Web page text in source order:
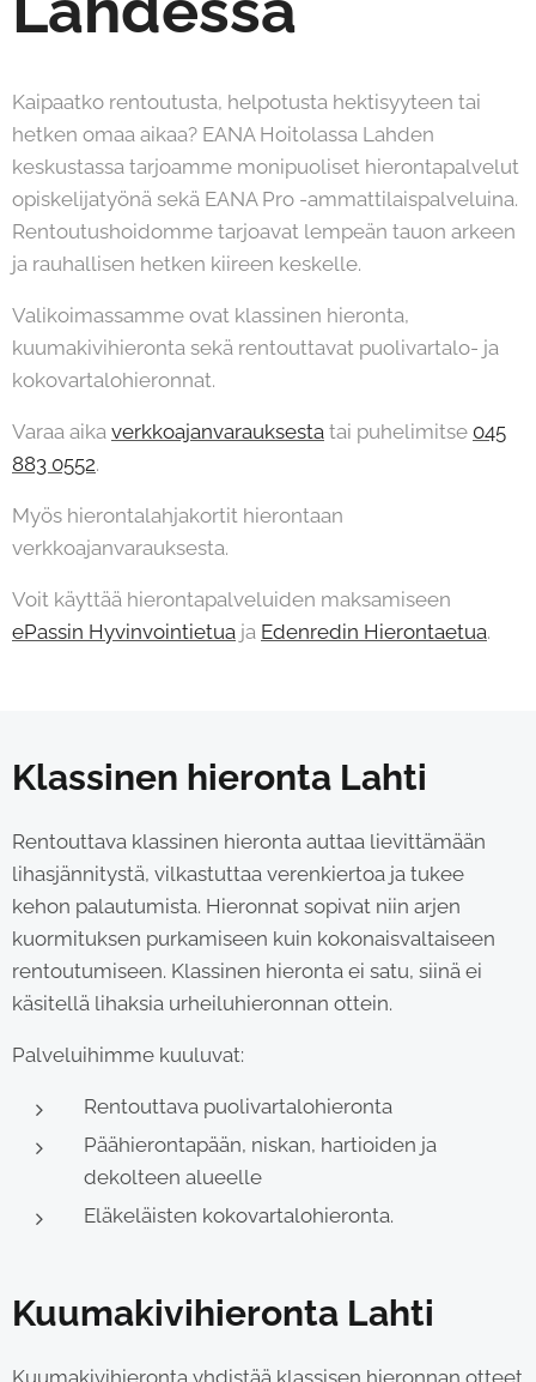
Kaipaatko rentoutusta, helpotusta hektisyyteen tai
hetken omaa aikaa? EANA Hoitolassa Lahden
keskustassa tarjoamme monipuoliset hierontapalvelut
opiskelijatyönä sekä EANA Pro -ammattilaispalveluina.
Rentoutushoidomme tarjoavat lempeän tauon arkeen
ja rauhallisen hetken kiireen keskelle.
Valikoimassamme ovat klassinen hieronta,
kuumakivihieronta sekä rentouttavat puolivartalo- ja
kokovartalohieronnat.
Varaa aika verkkoajanvarauksesta tai puhelimitse 045
883 0552.
Myös hierontalahjakortit hierontaan
verkkoajanvarauksesta.
Voit käyttää hierontapalveluiden maksamiseen
ePassin Hyvinvointietua ja Edenredin Hierontaetua.
Klassinen hieronta Lahti
Rentouttava klassinen hieronta auttaa lievittämään
lihasjännitystä, vilkastuttaa verenkiertoa ja tukee
kehon palautumista. Hieronnat sopivat niin arjen
kuormituksen purkamiseen kuin kokonaisvaltaiseen
rentoutumiseen. Klassinen hieronta ei satu, siinä ei
käsitellä lihaksia urheiluhieronnan ottein.
Palveluihimme kuuluvat:
Rentouttava puolivartalohieronta
Päähierontapään, niskan, hartioiden ja
dekolteen alueelle
Eläkeläisten kokovartalohieronta.
Kuumakivihieronta Lahti
Kuumakivihieronta yhdistää klassisen hieronnan otteet